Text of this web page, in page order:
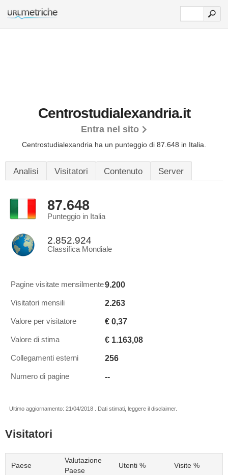
Centrostudialexandria.it
Entra nel sito
Centrostudialexandria ha un punteggio di 87.648 in Italia.
Analisi Visitatori Contenuto Server
87.648
Punteggio in Italia
2.852.924
Classifica Mondiale
Pagine visitate mensilmente9.200
Visitatori mensili 2.263
Valore per visitatore € 0,37
Valore di stima € 1.163,08
Collegamenti esterni 256
Numero di pagine --
Ultimo aggiornamento: 21/04/2018 . Dati stimati, leggere il disclaimer.
Visitatori
Paese
Valutazione
Paese
Utenti % Visite %